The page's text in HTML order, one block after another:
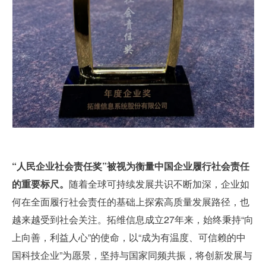
“人民企业社会责任奖”被视为衡量中国企业履行社会责任
的重要标尺。 随着全球可持续发展共识不断加深，企业如
何在全面履行社会责任的基础上探索高质量发展路径，也
越来越受到社会关注。拓维信息成立27年来，始终秉持“向
上向善，利益人心”的使命，以“成为有温度、可信赖的中
国科技企业”为愿景，坚持与国家同频共振，将创新发展与